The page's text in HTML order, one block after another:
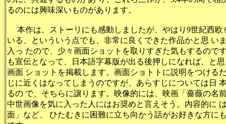
るのには興味深いものがあります。
本作は、ストーリにも感動しましたが、やはり9世紀西欧
いる、といういう点でも、非常に良くできた作品かと思 い
入っ たので、少々画面ショットを取りすぎた気もするので
も宣伝となって、日本語字幕版が出る後押しになれば、と
画面 ショットを掲載します。画面ショトトに説明をつける
じに近くはなってしまうのですが、あらすじについては日
るの で、そちらに譲ります。映像的には、映画「薔薇の名
中世画像を気に入った人にはお奨めと言えそう。内容的に
面」など、 ひたむきに困難に立ち向かう話がお好きな方に